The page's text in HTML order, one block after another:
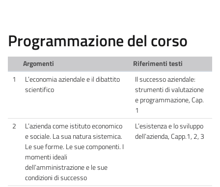
Programmazione del corso
Argomenti
Riferimenti testi
1
L’economia aziendale e il dibattito
scientifico
Il successo aziendale:
strumenti di valutazione
e programmazione, Cap.
1
2
L’azienda come istituto economico
e sociale. La sua natura sistemica.
Le sue forme. Le sue componenti. I
momenti ideali
dell’amministrazione e le sue
condizioni di successo
L’esistenza e lo sviluppo
dell’azienda, Capp.1, 2, 3